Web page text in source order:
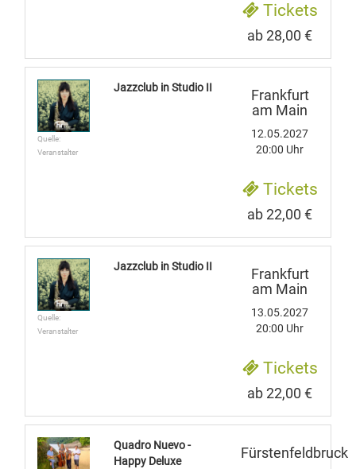
Tickets
ab 28,00 €
Quelle:
Veranstalter
Jazzclub in Studio II
Frankfurt
am Main
12.05.2027
20:00 Uhr
Tickets
ab 22,00 €
Quelle:
Veranstalter
Jazzclub in Studio II
Frankfurt
am Main
13.05.2027
20:00 Uhr
Tickets
ab 22,00 €
Quadro Nuevo -
Happy Deluxe
Fürstenfeldbruck